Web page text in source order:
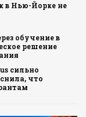
в Нью-Йорке не
обучение в
решение
сильно
что